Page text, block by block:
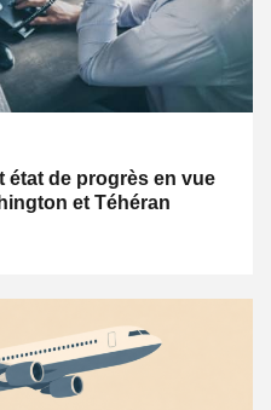
état de progrès en vue
et Téhéran